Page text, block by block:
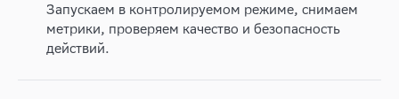
Запускаем в контролируемом режиме, снимаем
метрики, проверяем качество и безопасность
действий.